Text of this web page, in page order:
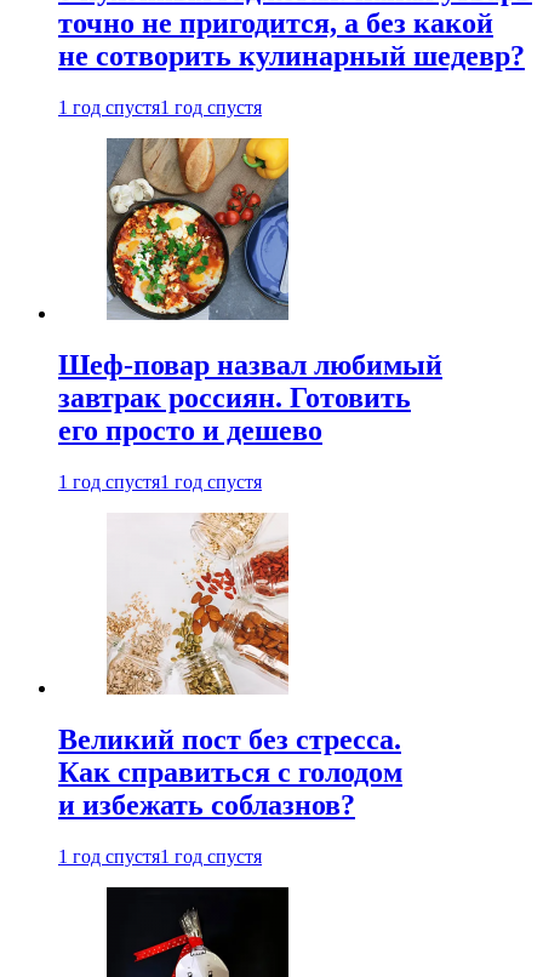
точно не пригодится, а без какой
не сотворить кулинарный шедевр?
1 год спустя1 год спустя
Шеф-повар назвал любимый
завтрак россиян. Готовить
его просто и дешево
1 год спустя1 год спустя
Великий пост без стресса.
Как справиться с голодом
и избежать соблазнов?
1 год спустя1 год спустя